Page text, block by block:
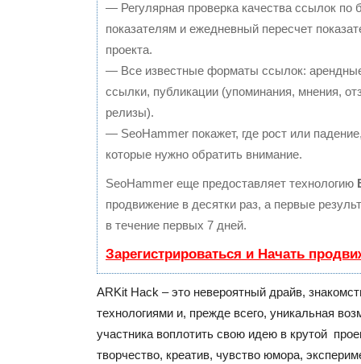
— Регулярная проверка качества ссылок по
показателям и ежедневный пересчет
проекта.
— Все известные форматы ссылок:
ссылки, публикации (упоминания, мнения,
релизы).
— SeoHammer покажет, где рост или
которые нужно обратить внимание.
SeoHammer еще предоставляет технологию
продвижение в десятки раз, а первые
в течение первых 7 дней.
Зарегистрироваться и Начать
ARKit Hack – это невероятный драйв,
технологиями и, прежде всего, уникальная
участника воплотить свою идею в крутой
творчество, креатив, чувство юмора,